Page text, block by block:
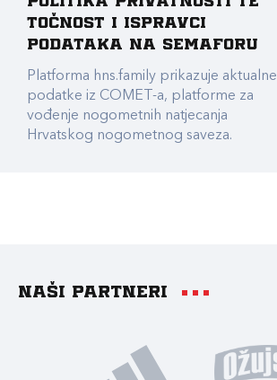
točnost i ispravci
podataka na Semaforu
Platforma hns.family prikazuje aktualne
podatke iz COMET-a, platforme za
vođenje nogometnih natjecanja
Hrvatskog nogometnog saveza.
Naši partneri